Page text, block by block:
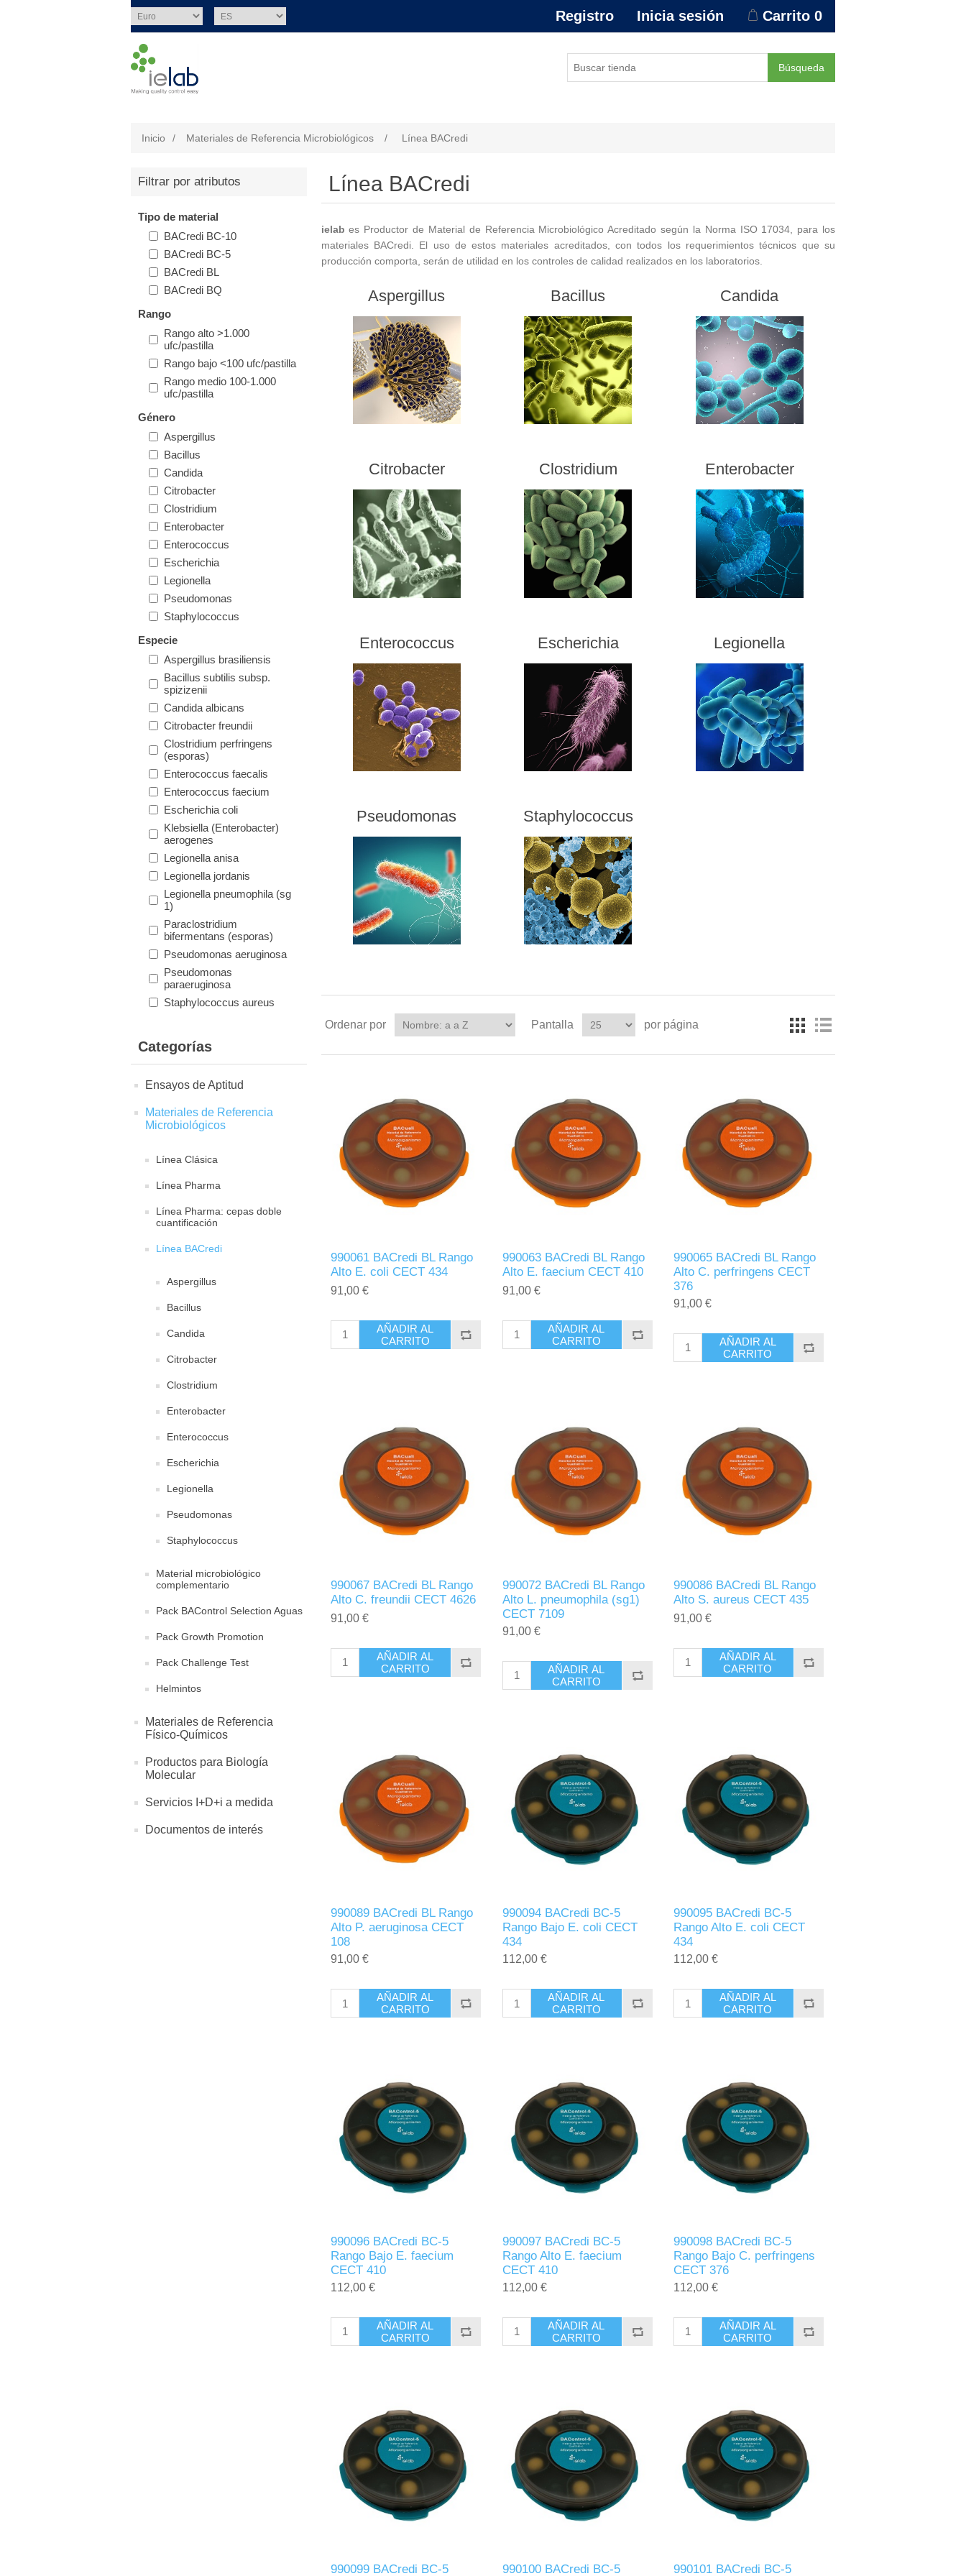
Registro Inicia sesión Carrito 0
Búsqueda
Inicio / Materiales de Referencia Microbiológicos / Línea BACredi
Filtrar por atributos
Tipo de material
BACredi BC-10
BACredi BC-5
BACredi BL
BACredi BQ
Rango
Rango alto >1.000
ufc/pastilla
Rango bajo <100 ufc/pastilla
Rango medio 100-1.000
ufc/pastilla
Género
Aspergillus
Bacillus
Candida
Citrobacter
Clostridium
Enterobacter
Enterococcus
Escherichia
Legionella
Pseudomonas
Staphylococcus
Especie
Aspergillus brasiliensis
Bacillus subtilis subsp.
spizizenii
Candida albicans
Citrobacter freundii
Clostridium perfringens
(esporas)
Enterococcus faecalis
Enterococcus faecium
Escherichia coli
Klebsiella (Enterobacter)
aerogenes
Legionella anisa
Legionella jordanis
Legionella pneumophila (sg
1)
Paraclostridium
bifermentans (esporas)
Pseudomonas aeruginosa
Pseudomonas
paraeruginosa
Staphylococcus aureus
Categorías
Ensayos de Aptitud
Materiales de Referencia
Microbiológicos
Línea Clásica
Línea Pharma
Línea Pharma: cepas doble
cuantificación
Línea BACredi
Aspergillus
Bacillus
Candida
Citrobacter
Clostridium
Enterobacter
Enterococcus
Escherichia
Legionella
Pseudomonas
Staphylococcus
Material microbiológico
complementario
Pack BAControl Selection Aguas
Pack Growth Promotion
Pack Challenge Test
Helmintos
Materiales de Referencia
Físico-Químicos
Productos para Biología
Molecular
Servicios I+D+i a medida
Documentos de interés
Línea BACredi
ielab es Productor de Material de Referencia Microbiológico Acreditado según la Norma ISO 17034, para los
materiales BACredi. El uso de estos materiales acreditados, con todos los requerimientos técnicos que su
producción comporta, serán de utilidad en los controles de calidad realizados en los laboratorios.
Aspergillus Bacillus Candida
Citrobacter Clostridium Enterobacter
Enterococcus Escherichia Legionella
Pseudomonas Staphylococcus
Ordenar por Pantalla por página
990061 BACredi BL Rango
Alto E. coli CECT 434
91,00 €
AÑADIR AL
CARRITO
990063 BACredi BL Rango
Alto E. faecium CECT 410
91,00 €
AÑADIR AL
CARRITO
990065 BACredi BL Rango
Alto C. perfringens CECT
376
91,00 €
AÑADIR AL
CARRITO
990067 BACredi BL Rango
Alto C. freundii CECT 4626
91,00 €
AÑADIR AL
CARRITO
990072 BACredi BL Rango
Alto L. pneumophila (sg1)
CECT 7109
91,00 €
AÑADIR AL
CARRITO
990086 BACredi BL Rango
Alto S. aureus CECT 435
91,00 €
AÑADIR AL
CARRITO
990089 BACredi BL Rango
Alto P. aeruginosa CECT
108
91,00 €
AÑADIR AL
CARRITO
990094 BACredi BC-5
Rango Bajo E. coli CECT
434
112,00 €
AÑADIR AL
CARRITO
990095 BACredi BC-5
Rango Alto E. coli CECT
434
112,00 €
AÑADIR AL
CARRITO
990096 BACredi BC-5
Rango Bajo E. faecium
CECT 410
112,00 €
AÑADIR AL
CARRITO
990097 BACredi BC-5
Rango Alto E. faecium
CECT 410
112,00 €
AÑADIR AL
CARRITO
990098 BACredi BC-5
Rango Bajo C. perfringens
CECT 376
112,00 €
AÑADIR AL
CARRITO
990099 BACredi BC-5 990100 BACredi BC-5 990101 BACredi BC-5